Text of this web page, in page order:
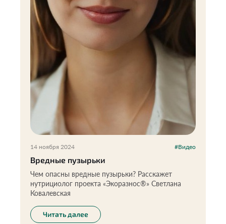
14 ноября 2024 #Видео
Вредные пузырьки
Чем опасны вредные пузырьки? Расскажет
нутрициолог проекта «Экоразнос®️» Светлана
Ковалевская
Читать далее